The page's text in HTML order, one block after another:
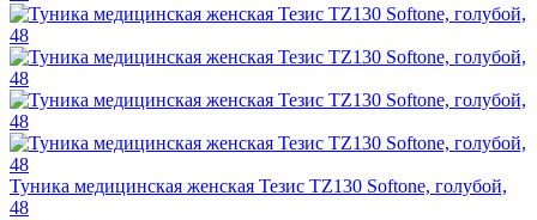
Туника медицинская женская Тезис TZ130 Softone, голубой,
48